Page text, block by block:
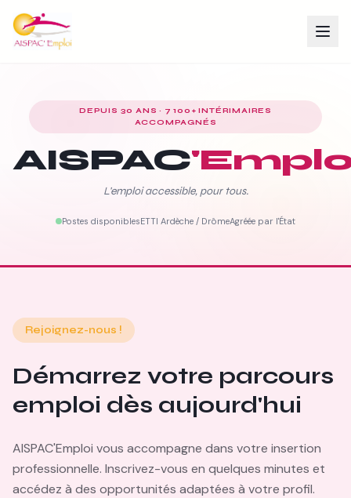
DEPUIS 30 ANS · 7 100+ INTÉRIMAIRES
ACCOMPAGNÉS
AISPAC
L'emploi accessible, pour tous.
Postes disponiblesETTI Ardèche / DrômeAgréée par l'État
Rejoignez-nous !
Démarrez votre parcours
emploi dès aujourd'hui
AISPAC'Emploi vous accompagne dans votre insertion
professionnelle. Inscrivez-vous en quelques minutes et
accédez à des opportunités adaptées à votre profil.